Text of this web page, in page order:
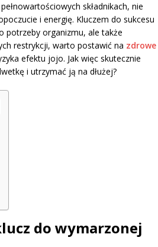
składnikach, nie
i energię. Kluczem do sukcesu
potrzeby organizmu, ale także
restrykcji, warto postawić na zdrowe
efektu jojo. Jak więc skutecznie
i utrzymać ją na dłużej?
do wymarzonej